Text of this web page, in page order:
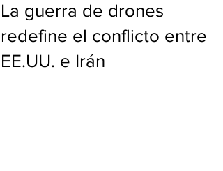
La guerra de drones
redefine el conflicto entre
EE.UU. e Irán